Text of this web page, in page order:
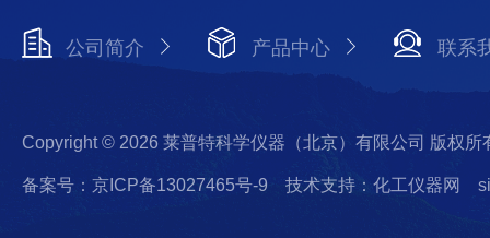
公司简介 产品中心 联系
Copyright © 2026 莱普特科学仪器（北京）有限公司 版权所
备案号：京ICP备13027465号-9 技术支持：化工仪器网